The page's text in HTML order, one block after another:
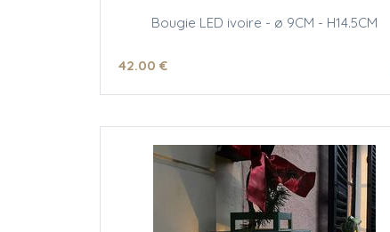
Bougie LED ivoire - ø 9CM - H14.5CM
42.00 €